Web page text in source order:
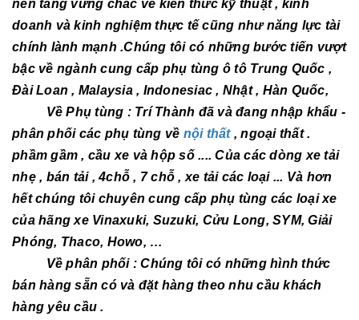
nền tảng vững chắc về kiến thức kỹ thuật , kinh
doanh và kinh nghiệm thực tế cũng như năng lực tài
chính lành mạnh .Chúng tôi có những bước tiến vượt
bậc về ngành cung cấp phụ tùng ô tô Trung Quốc ,
Đài Loan , Malaysia , Indonesiac , Nhật , Hàn Quốc,
Về Phụ tùng : Trí Thành đã và đang nhập khẩu -
phân phối các phụ tùng về nội thất, ngoại thất .
phầm gầm , cầu xe và hộp số .... Của các dòng xe tải
nhẹ , bán tải , 4chỗ , 7 chỗ , xe tải các loại ... Và hơn
hết chúng tôi chuyên cung cấp phụ tùng các loại xe
của hãng xe Vinaxuki, Suzuki, Cửu Long, SYM, Giải
Phóng, Thaco, Howo, …
Về phân phối : Chúng tôi có những hình thức
bán hàng sẵn có và đặt hàng theo nhu cầu khách
hàng yêu cầu .